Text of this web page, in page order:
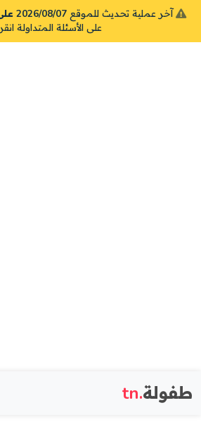
آخر عملية تحديث للموقع 2026/08/07 على الساعة 16:31
على الأسئلة المتداولة انقر
طفولة.tn